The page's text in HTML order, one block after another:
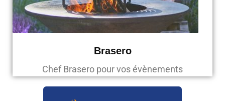
Brasero
Chef Brasero pour vos évènements